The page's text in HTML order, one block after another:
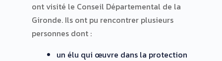
ont visité le Conseil Départemental de la
Gironde. Ils ont pu rencontrer plusieurs
personnes dont :
un élu qui œuvre dans la protection